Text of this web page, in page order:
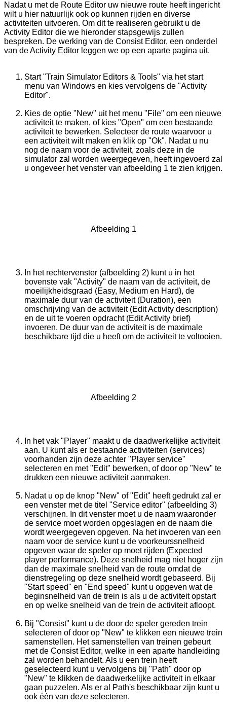
Nadat u met de Route Editor uw nieuwe route heeft ingericht
wilt u hier natuurlijk ook op kunnen rijden en diverse
activiteiten uitvoeren. Om dit te realiseren gebruikt u de
Activity Editor die we hieronder stapsgewijs zullen
bespreken. De werking van de Consist Editor, een onderdel
van de Activity Editor leggen we op een aparte pagina uit.
Start "Train Simulator Editors & Tools" via het start
menu van Windows en kies vervolgens de "Activity
Editor".
Kies de optie "New" uit het menu "File" om een nieuwe
activiteit te maken, of kies "Open" om een bestaande
activiteit te bewerken. Selecteer de route waarvoor u
een activiteit wilt maken en klik op "Ok". Nadat u nu
nog de naam voor de activiteit, zoals deze in de
simulator zal worden weergegeven, heeft ingevoerd zal
u ongeveer het venster van afbeelding 1 te zien krijgen.
Afbeelding 1
In het rechtervenster (afbeelding 2) kunt u in het
bovenste vak "Activity" de naam van de activiteit, de
moeilijkheidsgraad (Easy, Medium en Hard), de
maximale duur van de activiteit (Duration), een
omschrijving van de activiteit (Edit Activity description)
en de uit te voeren opdracht (Edit Activity brief)
invoeren. De duur van de activiteit is de maximale
beschikbare tijd die u heeft om de activiteit te voltooien.
Afbeelding 2
In het vak "Player" maakt u de daadwerkelijke activiteit
aan. U kunt als er bestaande activiteiten (services)
voorhanden zijn deze achter "Player service"
selecteren en met "Edit" bewerken, of door op "New" te
drukken een nieuwe activiteit aanmaken.
Nadat u op de knop "New" of "Edit" heeft gedrukt zal er
een venster met de titel "Service editor" (afbeelding 3)
verschijnen. In dit venster moet u de naam waaronder
de service moet worden opgeslagen en de naam die
wordt weergegeven opgeven. Na het invoeren van een
naam voor de service kunt u de voorkeurssnelheid
opgeven waar de speler op moet rijden (Expected
player performance). Deze snelheid mag niet hoger zijn
dan de maximale snelheid van de route omdat de
dienstregeling op deze snelheid wordt gebaseerd. Bij
"Start speed" en "End speed" kunt u opgeven wat de
beginsnelheid van de trein is als u de activiteit opstart
en op welke snelheid van de trein de activiteit afloopt.
Bij "Consist" kunt u de door de speler gereden trein
selecteren of door op "New" te klikken een nieuwe trein
samenstellen. Het samenstellen van treinen gebeurt
met de Consist Editor, welke in een aparte handleiding
zal worden behandelt. Als u een trein heeft
geselecteerd kunt u vervolgens bij "Path" door op
"New" te klikken de daadwerkelijke activiteit in elkaar
gaan puzzelen. Als er al Path's beschikbaar zijn kunt u
ook één van deze selecteren.